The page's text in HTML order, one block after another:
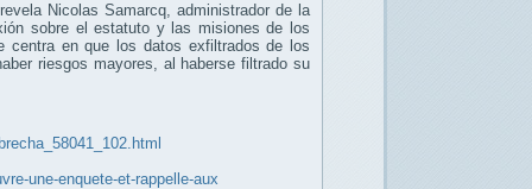
revela Nicolas Samarcq, administrador de la
sobre el estatuto y las misiones de los
centra en que los datos exfiltrados de los
riesgos mayores, al haberse filtrado su
une-enquete-et-rappelle-aux